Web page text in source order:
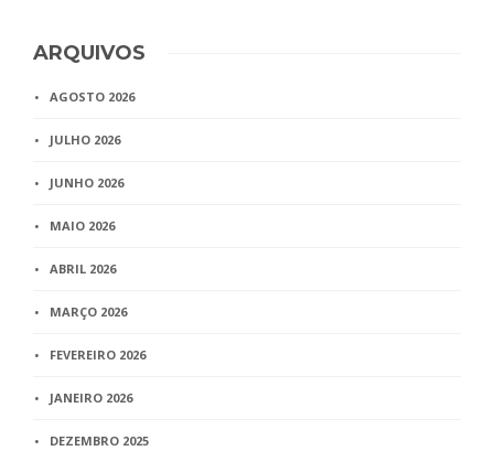
ARQUIVOS
AGOSTO 2026
JULHO 2026
JUNHO 2026
MAIO 2026
ABRIL 2026
MARÇO 2026
FEVEREIRO 2026
JANEIRO 2026
DEZEMBRO 2025